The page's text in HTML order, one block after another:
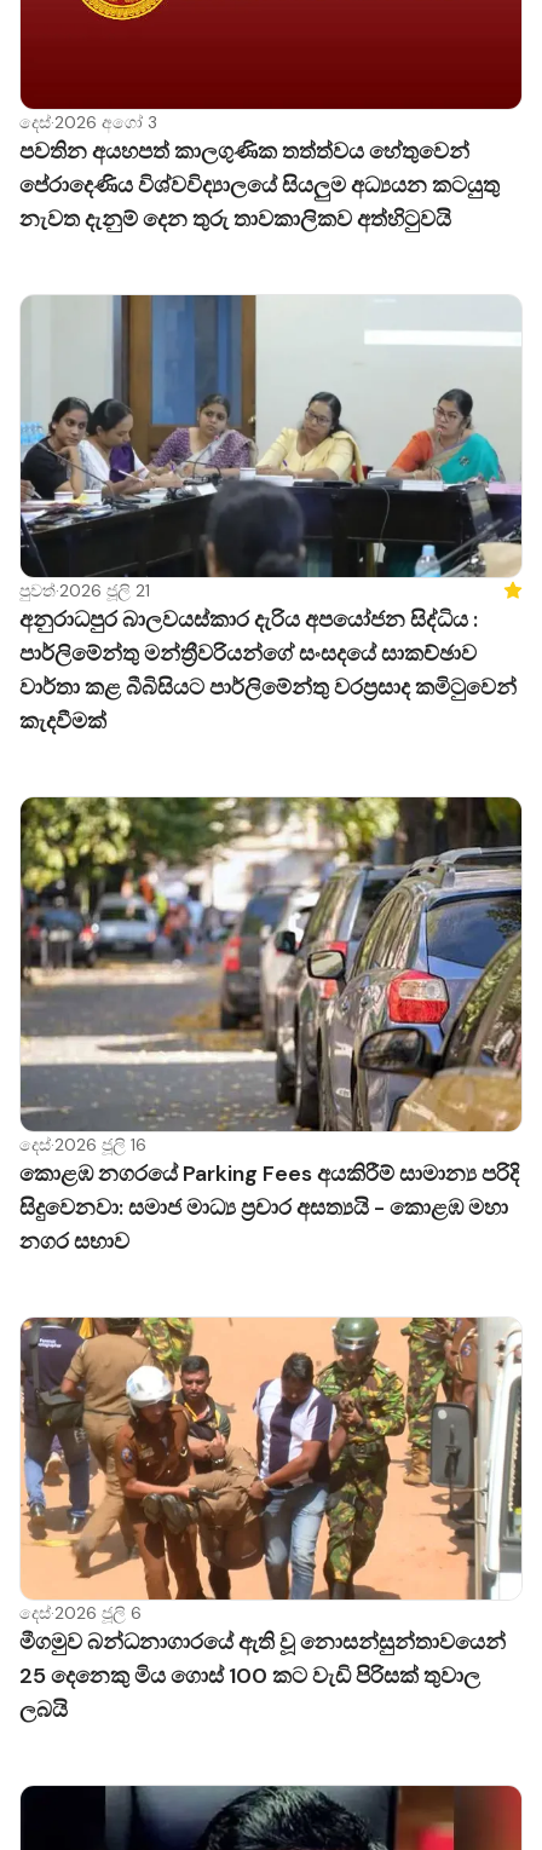
දෙස්·2026 අගෝ 3
පවතින අයහපත් කාලගුණික තත්ත්වය හේතුවෙන්
පේරාදෙණිය විශ්වවිද්‍යාලයේ සියලුම අධ්‍යයන කටයුතු
නැවත දැනුම් දෙන තුරු තාවකාලිකව අත්හිටුවයි
පුවත්·2026 ජූලි 21
අනුරාධපුර බාලවයස්කාර දැරිය අපයෝජන සිද්ධිය :
පාර්ලිමේන්තු මන්ත්‍රීවරියන්ගේ සංසදයේ සාකච්ඡාව
වාර්තා කළ බීබිසියට පාර්ලිමේන්තු වරප්‍රසාද කමිටුවෙන්
කැදවීමක්
දෙස්·2026 ජූලි 16
කොළඹ නගරයේ Parking Fees අයකිරීම් සාමාන්‍ය පරිදි
සිදුවෙනවා: සමාජ මාධ්‍ය ප්‍රචාර අසත්‍යයි - කොළඹ මහා
නගර සභාව
දෙස්·2026 ජූලි 6
මීගමුව බන්ධනාගාරයේ ඇති වූ නොසන්සුන්තාවයෙන්
25 දෙනෙකු මිය ගොස් 100 කට වැඩි පිරිසක් තුවාල
ලබයි